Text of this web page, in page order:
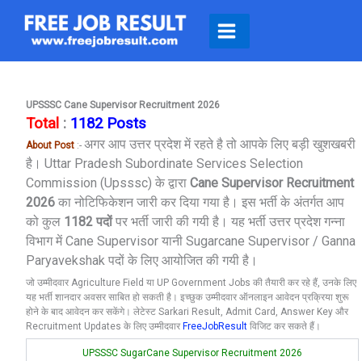
Content
UPSSSC Cane Supervisor Recruitment 2026
Total : 1182 Posts
About Post :-अगर आप उत्तर प्रदेश में रहते है तो आपके लिए बड़ी खुशखबरी
है।Uttar Pradesh Subordinate Services Selection
Commission (upsssc) के द्वारा Cane Supervisor Recruitment
2026 का नोटिफिकेशन जारी कर दिया गया है। इस भर्ती के अंतर्गत आप
को कुल 1182 पदोंपर भर्ती जारी की गयी है। यह भर्ती उत्तर प्रदेश गन्ना
विभाग में Cane Supervisor यानी Sugarcane Supervisor / Ganna
Paryavekshak पदों के लिए आयोजित की गयी है।
जो उम्मीदवार Agriculture Field या UP Government Jobs की तैयारी कर रहे हैं, उनके लिए
यह भर्ती शानदार अवसर साबित हो सकती है। इच्छुक उम्मीदवार ऑनलाइन आवेदन प्रक्रिया शुरू
होने के बाद आवेदन कर सकेंगे। लेटेस्ट Sarkari Result, Admit Card, Answer Key और
Recruitment Updates के लिए उम्मीदवार FreeJobResult विजिट कर सकते हैं।
UPSSSC SugarCane Supervisor Recruitment 2026